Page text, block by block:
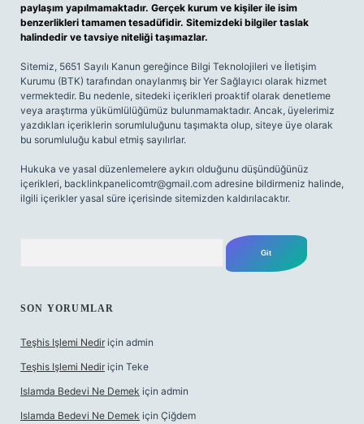
paylaşım yapılmamaktadır. Gerçek kurum ve kişiler ile isim
benzerlikleri tamamen tesadüfidir. Sitemizdeki bilgiler taslak
halindedir ve tavsiye niteliği taşımazlar.
Sitemiz, 5651 Sayılı Kanun gereğince Bilgi Teknolojileri ve İletişim
Kurumu (BTK) tarafından onaylanmış bir Yer Sağlayıcı olarak hizmet
vermektedir. Bu nedenle, sitedeki içerikleri proaktif olarak denetleme
veya araştırma yükümlülüğümüz bulunmamaktadır. Ancak, üyelerimiz
yazdıkları içeriklerin sorumluluğunu taşımakta olup, siteye üye olarak
bu sorumluluğu kabul etmiş sayılırlar.
Hukuka ve yasal düzenlemelere aykırı olduğunu düşündüğünüz
içerikleri, backlinkpanelicomtr@gmail.com adresine bildirmeniz halinde,
ilgili içerikler yasal süre içerisinde sitemizden kaldırılacaktır.
SON YORUMLAR
Teşhis Işlemi Nedir için admin
Teşhis Işlemi Nedir için Teke
Islamda Bedevi Ne Demek için admin
Islamda Bedevi Ne Demek için Çiğdem